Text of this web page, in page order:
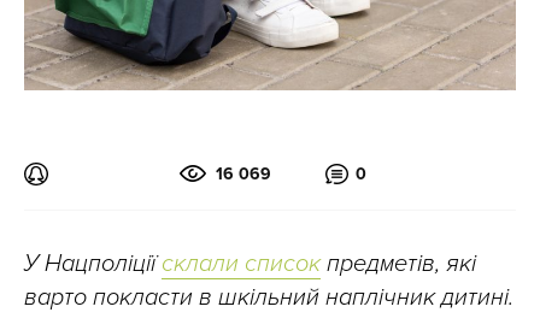
16 069 0
У Нацполіціїсклали списокпредметів, які
варто покласти в шкільний наплічник дитині.